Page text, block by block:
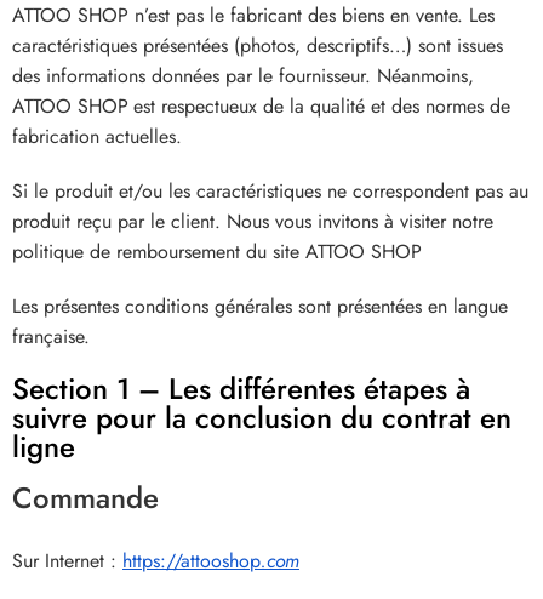
ATTOO SHOP n’est pas le fabricant des biens en vente. Les
caractéristiques présentées (photos, descriptifs…) sont issues
des informations données par le fournisseur. Néanmoins,
ATTOO SHOP est respectueux de la qualité et des normes de
fabrication actuelles.
Si le produit et/ou les caractéristiques ne correspondent pas au
produit reçu par le client. Nous vous invitons à visiter notre
politique de remboursement du site ATTOO SHOP
Les présentes conditions générales sont présentées en langue
française.
Section 1 – Les différentes étapes à
suivre pour la conclusion du contrat en
ligne
Commande
Sur Internet : https://attooshop.com